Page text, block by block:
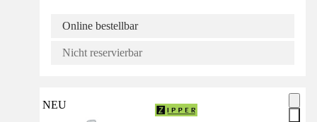
Online bestellbar
Nicht reservierbar
NEU